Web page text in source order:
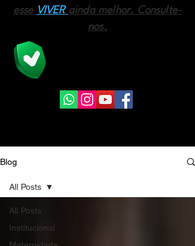
esse VIVER ainda melhor. Consulte-
nos.
Blog
All Posts
Institucional
All Posts